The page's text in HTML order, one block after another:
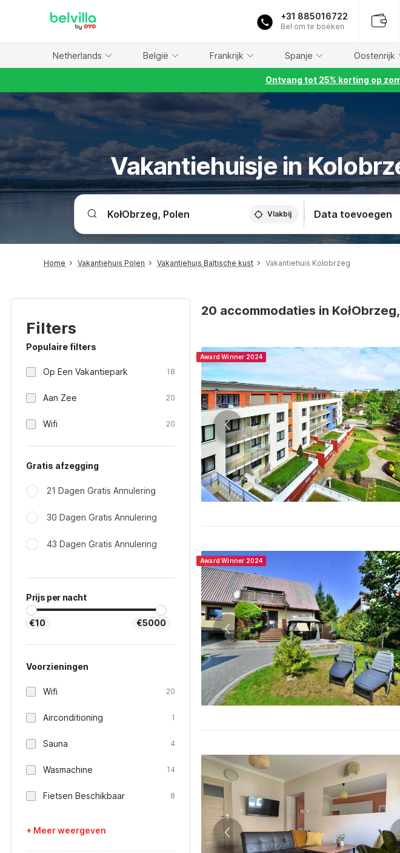
+31 885016722
Bel om te boeken
Netherlands België Frankrijk Spanje Oostenrijk
Ontvang tot 25% korting op
Vakantiehuisje in
Vlakbij Data toevoegen
Home Vakantiehuis Polen Vakantiehuis Baltische kust Vakantiehuis Kołobrzeg
Filters
Populaire filters
Op Een Vakantiepark 18
Aan Zee 20
Wifi 20
Gratis afzegging
21 Dagen Gratis Annulering
30 Dagen Gratis Annulering
43 Dagen Gratis Annulering
Prijs per nacht
€10 €5000
Voorzieningen
Wifi 20
Airconditioning 1
Sauna 4
Wasmachine 14
Fietsen Beschikbaar 8
+ Meer weergeven
20 accommodaties in
Award Winner 2024
Award Winner 2024